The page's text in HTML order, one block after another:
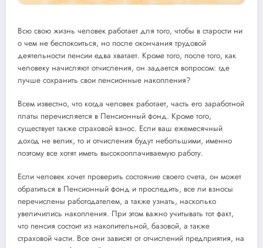
Всю свою жизнь человек работает для того, чтобы в старости ни
о чем не беспокоиться, но после окончания трудовой
деятельности пенсии едва хватает. Кроме того, после того, как
человеку начисляют отчисления, он задается вопросом: где
лучше сохранить свои пенсионные накопления?
Всем известно, что когда человек работает, часть его заработной
платы перечисляется в Пенсионный фонд. Кроме того,
существует также страховой взнос. Если ваш ежемесячный
доход не велик, то и отчисления будут небольшими, именно
поэтому все хотят иметь высокооплачиваемую работу.
Если человек хочет проверить состояние своего счета, он может
обратиться в Пенсионный фонд и проследить, все ли взносы
перечислены работодателем, а также узнать, насколько
увеличились накопления. При этом важно учитывать тот факт,
что пенсия состоит из накопительной, базовой, а также
страховой части. Все они зависят от отчислений предприятия, на